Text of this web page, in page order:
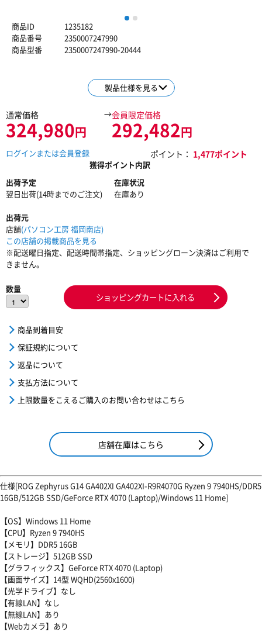
1
商品ID
1235182
商品番号
2350007247990
商品型番
2350007247990-20444
製品仕様を見る
通常価格
324,980円
→会員限定価格
292,482円
ログインまたは会員登録
獲得ポイント内訳
ポイント： 1,477ポイント
出荷予定
翌日出荷(14時までのご注文)
在庫状況
在庫あり
出荷元
店舗(パソコン工房 福岡南店)
この店舗の掲載商品を見る
※配送曜日指定、配送時間帯指定、ショッピングローン決済はご利用で
きません。
数量
ショッピングカートに入れる
商品到着目安
保証規約について
返品について
支払方法について
上限数量をこえるご購入のお問い合わせはこちら
店舗在庫はこちら
仕様[ROG Zephyrus G14 GA402XI GA402XI-R9R4070G Ryzen 9 7940HS/DDR5
16GB/512GB SSD/GeForce RTX 4070 (Laptop)/Windows 11 Home]
【OS】Windows 11 Home
【CPU】Ryzen 9 7940HS
【メモリ】DDR5 16GB
【ストレージ】512GB SSD
【グラフィックス】GeForce RTX 4070 (Laptop)
【画面サイズ】14型 WQHD(2560x1600)
【光学ドライブ】なし
【有線LAN】なし
【無線LAN】あり
【Webカメラ】あり